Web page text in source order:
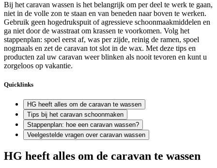
Bij het caravan wassen is het belangrijk om per deel te werk te gaan,
niet in de volle zon te staan en van beneden naar boven te werken.
Gebruik geen hogedrukspuit of agressieve schoonmaakmiddelen en
ga niet door de wasstraat om krassen te voorkomen. Volg het
stappenplan: spoel eerst af, was per zijde, reinig de ramen, spoel
nogmaals en zet de caravan tot slot in de wax. Met deze tips en
producten zal uw caravan weer blinken als nooit tevoren en kunt u
zorgeloos op vakantie.
Quicklinks
HG heeft alles om de caravan te wassen
Tips bij het caravan schoonmaken
Stappenplan: hoe een caravan wassen?
Veelgestelde vragen over caravan wassen
HG heeft alles om de caravan te wassen